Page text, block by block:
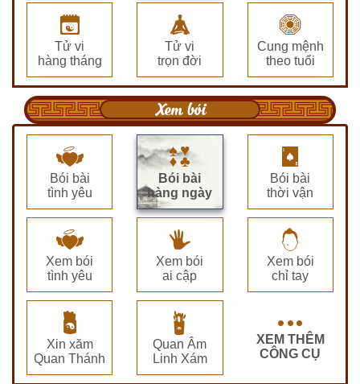
Tử vi
hàng tháng
Tử vi
trọn đời
Cung mệnh
theo tuổi
Xem bói
Bói bài
tình yêu
Bói bài
hàng ngày
Bói bài
thời vận
Xem bói
tình yêu
Xem bói
ai cập
Xem bói
chỉ tay
Xin xăm
Quan Thánh
Quan Âm
Linh Xám
XEM THÊM
CÔNG CỤ